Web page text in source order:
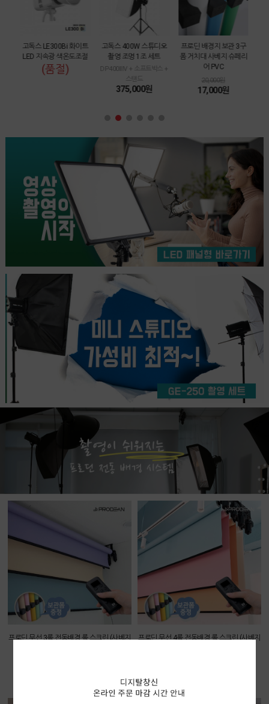
고독스 LE300Bi 화이트
LED 지속광 색온도조절
(품절)
고독스 400W 스튜디오
촬영 조명 1조 세트
DP400IIIV + 소프트박스 +
스탠드
375,000원
프로딘 배경지 보관 3구
폼 거치대 사베지 슈페리
어 PVC
20,000원
17,000원
프로딘 무선 3롤 전동배경 롤 스크린 (사베지
프로딘 무선 4롤 전동배경 롤 스크린 (사베지